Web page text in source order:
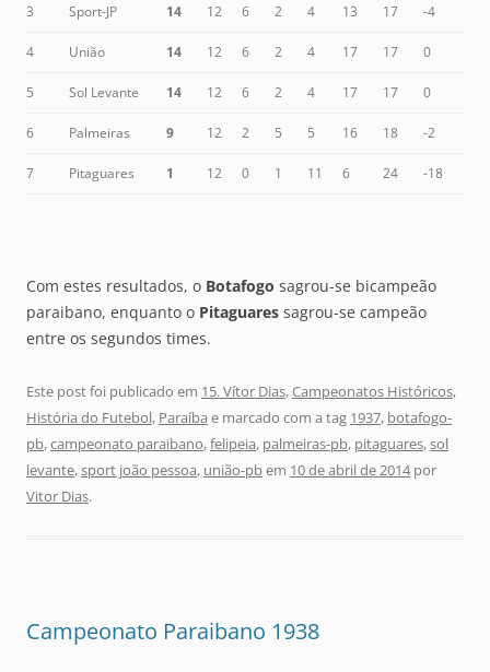
3 Sport-JP 14 12 6 2 4 13 17 -4
4 União 14 12 6 2 4 17 17 0
5 Sol Levante 14 12 6 2 4 17 17 0
6 Palmeiras 9 12 2 5 5 16 18 -2
7 Pitaguares 1 12 0 1 11 6 24 -18
Com estes resultados, o Botafogo sagrou-se bicampeão
paraibano, enquanto o Pitaguares sagrou-se campeão
entre os segundos times.
Este post foi publicado em 15. Vítor Dias,Campeonatos Históricos,
História do Futebol, Paraíba e marcado com a tag 1937, botafogo-
pb,campeonato paraibano,felipeia, palmeiras-pb, pitaguares,sol
levante,sport joão pessoa, união-pbem 10 de abril de 2014por
Vitor Dias.
Campeonato Paraibano 1938